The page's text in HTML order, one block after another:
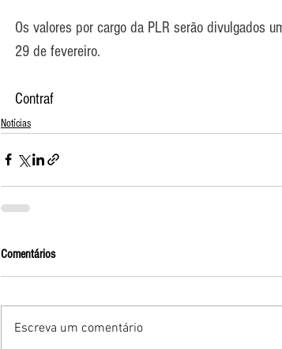
Os valores por cargo da PLR serão divulgados
29 de fevereiro.
Contraf
Notícias
Comentários
Escreva um comentário